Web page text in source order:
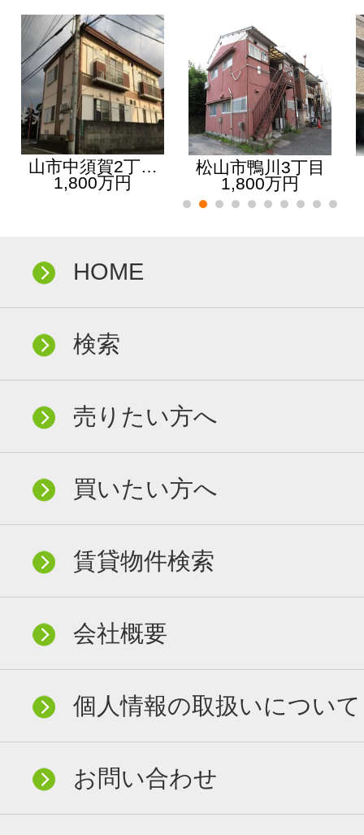
山市中須賀2丁…
1,800万円
松山市鴨川3丁目
1,800万円
HOME
検索
売りたい方へ
買いたい方へ
賃貸物件検索
会社概要
個人情報の取扱いについて
お問い合わせ